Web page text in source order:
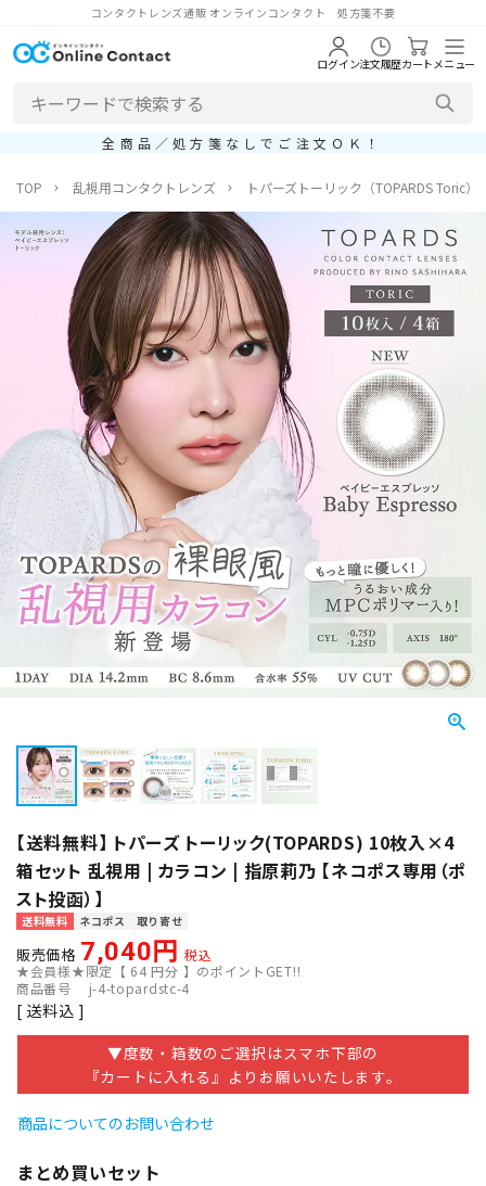
コンタクトレンズ通販 オンラインコンタクト 処方箋不要
ログイン注文履歴カートメニュー
全商品／処方箋なしでご注文ＯＫ！
TOP 乱視用コンタクトレンズ トパーズトーリック（TOPARDS Toric）
【送料無料】 トパーズ トーリック(TOPARDS) 10枚入×4
箱セット 乱視用 | カラコン | 指原莉乃 【ネコポス専用（ポ
スト投函）】
送料無料 ネコポス 取り寄せ
販売価格 7,040
税込
★会員様★限定【 64 円分 】のポイントGET!!
商品番号
j-4-topardstc-4
送料込
▼度数・箱数のご選択はスマホ下部の
『カートに入れる』よりお願いいたします。
商品についてのお問い合わせ
まとめ買いセット